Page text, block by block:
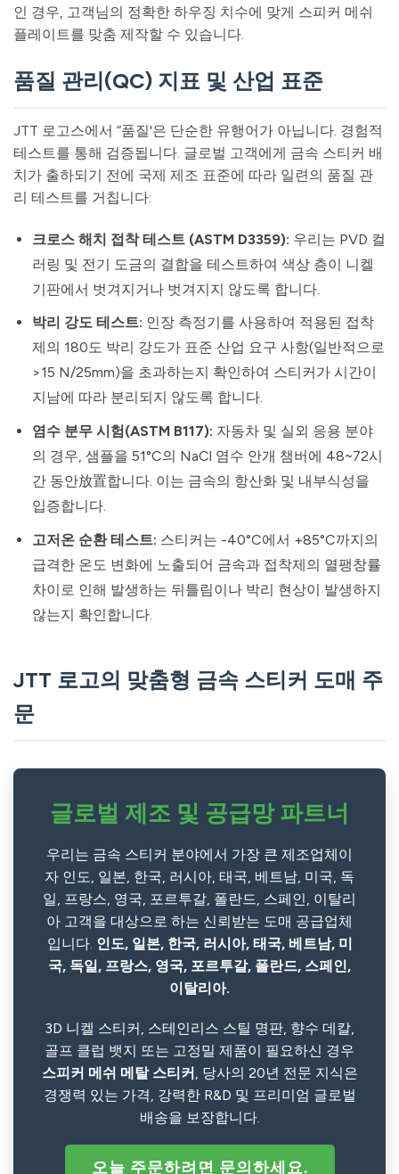
인 경우, 고객님의 정확한 하우징 치수에 맞게 스피커 메쉬
플레이트를 맞춤 제작할 수 있습니다.
품질 관리(QC) 지표 및 산업 표준
JTT 로고스에서 “품질'은 단순한 유행어가 아닙니다. 경험적
테스트를 통해 검증됩니다. 글로벌 고객에게 금속 스티커 배
치가 출하되기 전에 국제 제조 표준에 따라 일련의 품질 관
리 테스트를 거칩니다:
크로스 해치 접착 테스트 (ASTM D3359): 우리는 PVD 컬
러링 및 전기 도금의 결합을 테스트하여 색상 층이 니켈
기판에서 벗겨지거나 벗겨지지 않도록 합니다.
박리 강도 테스트: 인장 측정기를 사용하여 적용된 접착
제의 180도 박리 강도가 표준 산업 요구 사항(일반적으로
>15 N/25mm)을 초과하는지 확인하여 스티커가 시간이
지남에 따라 분리되지 않도록 합니다.
염수 분무 시험(ASTM B117): 자동차 및 실외 응용 분야
의 경우, 샘플을 51°C의 NaCl 염수 안개 챔버에 48~72시
간 동안放置합니다. 이는 금속의 항산화 및 내부식성을
입증합니다.
고저온 순환 테스트: 스티커는 -40°C에서 +85°C까지의
급격한 온도 변화에 노출되어 금속과 접착제의 열팽창률
차이로 인해 발생하는 뒤틀림이나 박리 현상이 발생하지
않는지 확인합니다.
JTT 로고의 맞춤형 금속 스티커 도매 주
문
글로벌 제조 및 공급망 파트너
우리는 금속 스티커 분야에서 가장 큰 제조업체이
자 인도, 일본, 한국, 러시아, 태국, 베트남, 미국, 독
일, 프랑스, 영국, 포르투갈, 폴란드, 스페인, 이탈리
아 고객을 대상으로 하는 신뢰받는 도매 공급업체
입니다. 인도, 일본, 한국, 러시아, 태국, 베트남, 미
국, 독일, 프랑스, 영국, 포르투갈, 폴란드, 스페인,
이탈리아.
3D 니켈 스티커, 스테인리스 스틸 명판, 향수 데칼,
골프 클럽 뱃지 또는 고정밀 제품이 필요하신 경우
스피커 메쉬 메탈 스티커 , 당사의 20년 전문 지식은
경쟁력 있는 가격, 강력한 R&D 및 프리미엄 글로벌
배송을 보장합니다.
오늘 주문하려면 문의하세요.